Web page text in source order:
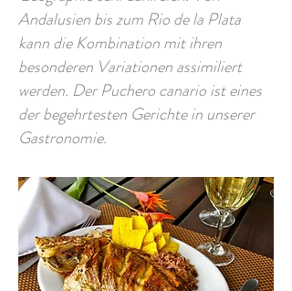
Andalusien bis zum Rio de la Plata
kann die Kombination mit ihren
besonderen Variationen assimiliert
werden. Der Puchero canario ist eines
der begehrtesten Gerichte in unserer
Gastronomie.